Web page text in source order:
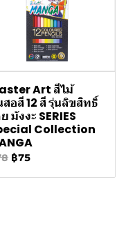
Art สีไม้
อสี 12 สี รุ่นลิขสิทธิ์
มังงะ SERIES
Collection
฿75